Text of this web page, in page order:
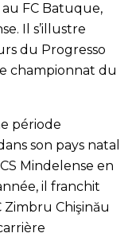
FC Batuque,
Il s’illustre
du Progresso
championnat du
période
son pays natal
Mindelense en
il franchit
Zimbru Chişinău